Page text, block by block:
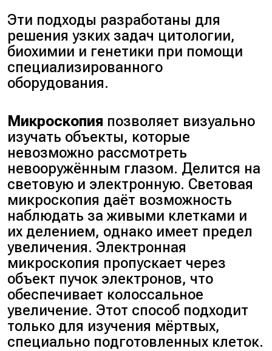
Эти подходы разработаны для
решения узких задач цитологии,
биохимии и генетики при помощи
специализированного
оборудования.
Микроскопия позволяет визуально
изучать объекты, которые
невозможно рассмотреть
невооружённым глазом. Делится на
световую и электронную. Световая
микроскопия даёт возможность
наблюдать за живыми клетками и
их делением, однако имеет предел
увеличения. Электронная
микроскопия пропускает через
объект пучок электронов, что
обеспечивает колоссальное
увеличение. Этот способ подходит
только для изучения мёртвых,
специально подготовленных клеток.